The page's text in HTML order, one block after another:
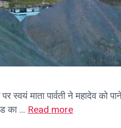
माता पार्वती ने महादेव को
का … Read more